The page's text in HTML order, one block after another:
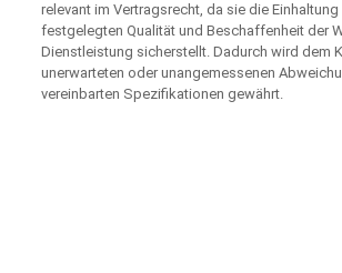
relevant im Vertragsrecht, da sie die
festgelegten Qualität und Beschaffenheit der
Dienstleistung sicherstellt. Dadurch wird dem
unerwarteten oder unangemessenen
vereinbarten Spezifikationen gewährt.